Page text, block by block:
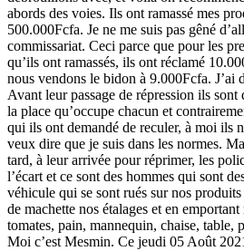
abords des voies. Ils ont ramassé mes
500.000Fcfa. Je ne me suis pas gêné
commissariat. Ceci parce que pour les
qu’ils ont ramassés, ils ont réclamé
nous vendons le bidon à 9.000Fcfa. J’ai
Avant leur passage de répression ils sont
la place qu’occupe chacun et
qui ils ont demandé de reculer, à moi ils
veux dire que je suis dans les normes.
tard, à leur arrivée pour réprimer, les
l’écart et ce sont des hommes qui sont
véhicule qui se sont rués sur nos
de machette nos étalages et en
tomates, pain, mannequin, chaise, table,
Moi c’est Mesmin. Ce jeudi 05 Août